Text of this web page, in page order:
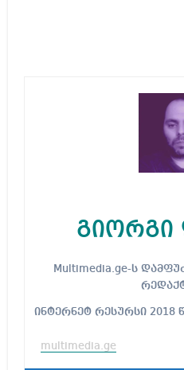
გიორგი
Multimedia.ge-ს დამფუძნებელი და მთავარი
ინტერნეტ რესურსი 2018
multimedia.ge